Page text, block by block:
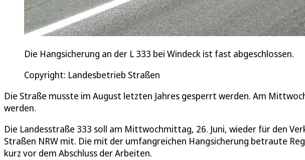
Die Hangsicherung an der L 333 bei Windeck ist fast abgeschlossen.
Copyright: Landesbetrieb Straßen
Die Straße musste im August letzten Jahres gesperrt werden. Am
werden.
Die Landesstraße 333 soll am Mittwochmittag, 26. Juni, wieder für den
Straßen NRW mit. Die mit der umfangreichen Hangsicherung betraute
kurz vor dem Abschluss der Arbeiten.